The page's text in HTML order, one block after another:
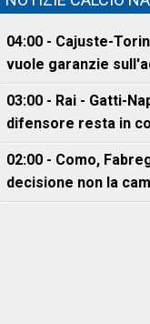
04:00 - Cajuste-
vuole garanzie
03:00 - Rai - Gatti-
difensore resta in
02:00 - Como,
decisione non la